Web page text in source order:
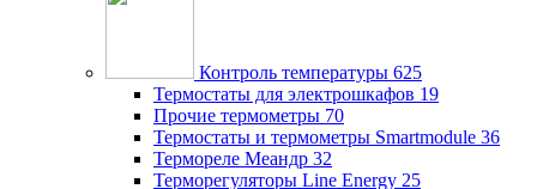
Контроль температуры 625
Термостаты для электрошкафов 19
Прочие термометры 70
Термостаты и термометры Smartmodule 36
Термореле Меандр 32
Терморегуляторы Line Energy 25